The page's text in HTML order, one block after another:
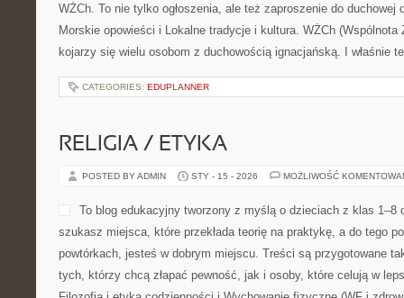
spotykają się z historiami z
zamienia się w prawdziwe
aktywną przygodę. Kategorie do czytania to: […]
ROWERY I AKTYWNY
POSTED BY ADMIN STY - 15 - 2026 MOŻLIWOŚĆ
WŻCh Trójmiasto to
poszukujących Boga,
duchowości z